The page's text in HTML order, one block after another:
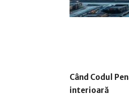
Când Codul
interioară